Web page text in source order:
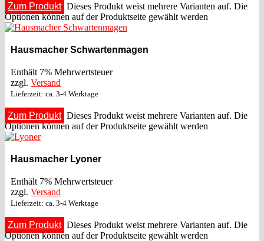
Zum Produkt Dieses Produkt weist mehrere Varianten auf. Die
Optionen können auf der Produktseite gewählt werden
Hausmacher Schwartenmagen
Enthält 7% Mehrwertsteuer
zzgl. Versand
Lieferzeit: ca. 3-4 Werktage
Zum Produkt Dieses Produkt weist mehrere Varianten auf. Die
Optionen können auf der Produktseite gewählt werden
Hausmacher Lyoner
Enthält 7% Mehrwertsteuer
zzgl. Versand
Lieferzeit: ca. 3-4 Werktage
Zum Produkt Dieses Produkt weist mehrere Varianten auf. Die
Optionen können auf der Produktseite gewählt werden